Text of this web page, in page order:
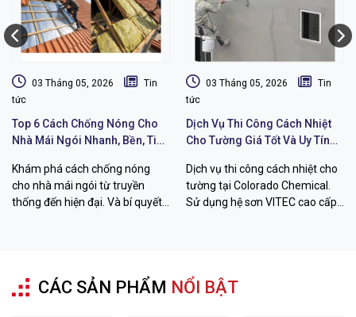
03 Tháng 05, 2026
Tin
tức
Top 6 Cách Chống Nóng Cho
Nhà Mái Ngói Nhanh, Bền, Tiết
Khám phá cách chống nóng
cho nhà mái ngói từ truyền
thống đến hiện đại. Và bí quyết
03 Tháng 05, 2026
Tin
tức
Dịch Vụ Thi Công Cách Nhiệt
Cho Tường Giá Tốt Và Uy Tín
Dịch vụ thi công cách nhiệt cho
tường tại Colorado Chemical.
Sử dụng hệ sơn VITEC cao cấp
CÁC SẢN PHẨM NỔI BẬT